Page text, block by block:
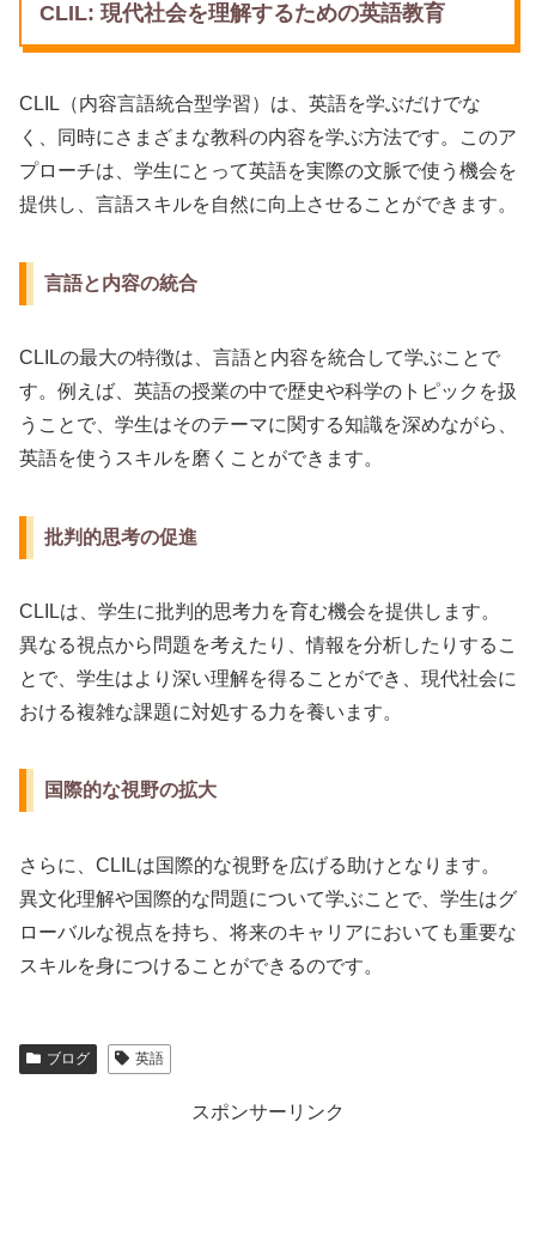
CLIL: 現代社会を理解するための英語教育
CLIL（内容言語統合型学習）は、英語を学ぶだけでな
く、同時にさまざまな教科の内容を学ぶ方法です。このア
プローチは、学生にとって英語を実際の文脈で使う機会を
提供し、言語スキルを自然に向上させることができます。
言語と内容の統合
CLILの最大の特徴は、言語と内容を統合して学ぶことで
す。例えば、英語の授業の中で歴史や科学のトピックを扱
うことで、学生はそのテーマに関する知識を深めながら、
英語を使うスキルを磨くことができます。
批判的思考の促進
CLILは、学生に批判的思考力を育む機会を提供します。
異なる視点から問題を考えたり、情報を分析したりするこ
とで、学生はより深い理解を得ることができ、現代社会に
おける複雑な課題に対処する力を養います。
国際的な視野の拡大
さらに、CLILは国際的な視野を広げる助けとなります。
異文化理解や国際的な問題について学ぶことで、学生はグ
ローバルな視点を持ち、将来のキャリアにおいても重要な
スキルを身につけることができるのです。
ブログ 英語
スポンサーリンク